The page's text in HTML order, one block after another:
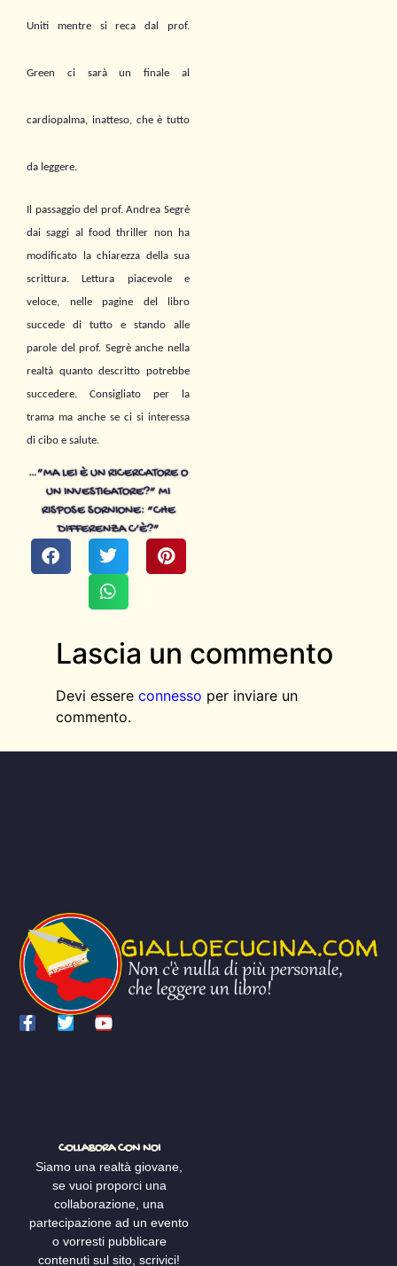
…”MA LEI È UN RICERCATORE O
UN INVESTIGATORE?” MI
RISPOSE SORNIONE: “CHE
DIFFERENZA C’È?”
Uniti mentre si reca dal prof.
Green ci sarà un finale al
cardiopalma, inatteso, che è tutto
da leggere.
Il passaggio del prof. Andrea Segrè
dai saggi al food thriller non ha
modificato la chiarezza della sua
scrittura. Lettura piacevole e
veloce, nelle pagine del libro
succede di tutto e stando alle
parole del prof. Segrè anche nella
realtà quanto descritto potrebbe
succedere. Consigliato per la
trama ma anche se ci si interessa
di cibo e salute.
Lascia un commento
Devi essere connesso per inviare un
commento.
COLLABORA CON NOI
Siamo una realtà giovane,
se vuoi proporci una
collaborazione, una
partecipazione ad un evento
o vorresti pubblicare
contenuti sul sito, scrivici!